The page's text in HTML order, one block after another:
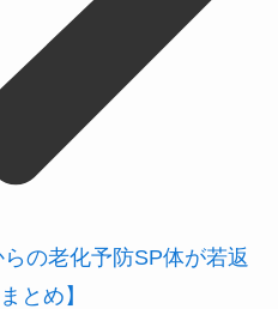
らの老化予防SP体が若返
とめ】